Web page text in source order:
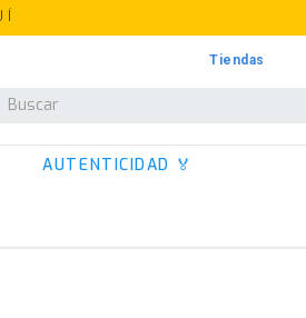
Tiendas
Buscar
AUTENTICIDAD 🏅